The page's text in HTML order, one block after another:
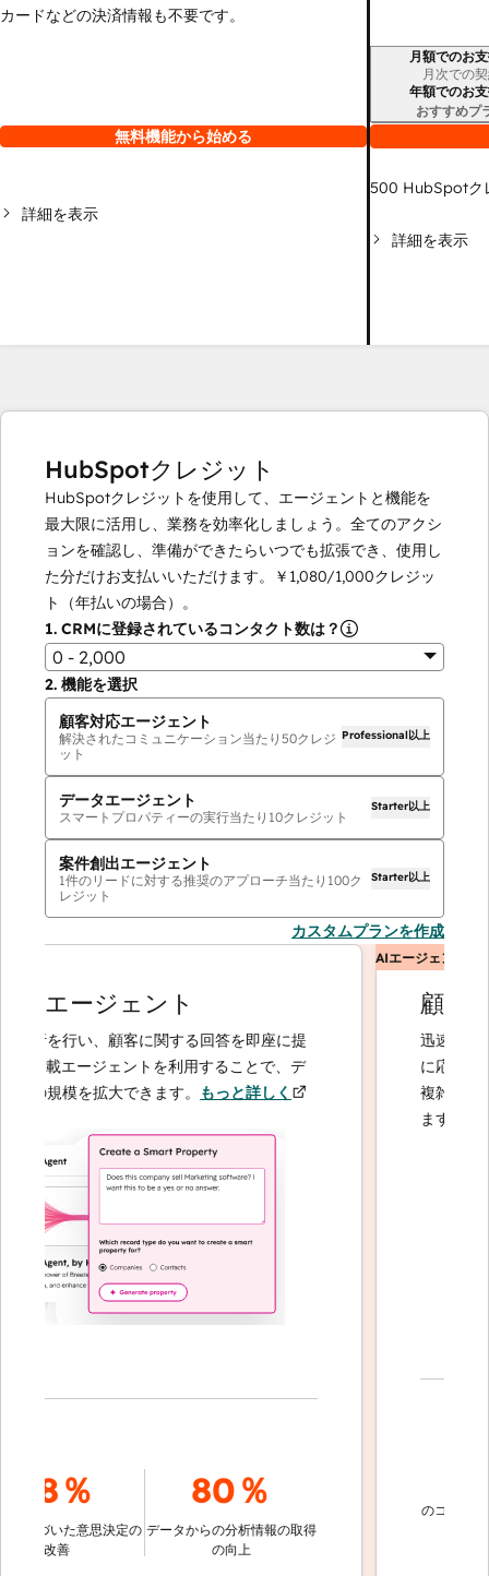
カードなどの決済情報も不要です。
無料機能から始める
詳細を表示
請求期間月額でのお
月次での
年額でのお
おすすめプ
500 HubSpotク
詳細を表示
HubSpotクレジット
HubSpotクレジットを使用して、エージェントと機能を
最大限に活用し、業務を効率化しましょう。全てのアクシ
ョンを確認し、準備ができたらいつでも拡張でき、使用し
た分だけお支払いいただけます。
￥1,080/1,000クレジッ
ト（年払いの場合）。
1. CRMに登録されているコンタクト数は？
0 - 2,000
2. 機能を選択
顧客対応エージェント
解決されたコミュニケーション当たり 50クレジ
ット
Professional以上
データエージェント
スマートプロパティーの実行当たり 10クレジット
Starter以上
案件創出エージェント
1件のリードに対する推奨のアプローチ当たり 100ク
レジット
Starter以上
カスタムプランを作成
エージェント
を行い、顧客に関する回答を即座に提
載エージェントを利用することで、デ
規模を拡大できます。もっと詳しく
％
いた意思決定の
80％
データからの分析情報の取得
の向上
AIエージェント
顧客対
迅速かつ正確
に応じてエス
複雑なケース
ます。もっと
のコミュニケー